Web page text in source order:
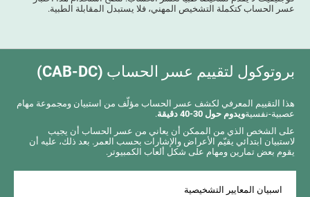
عسر الحساب كتكملة التشخيص المهني، فلا يستبدل المقابلة الطبية.
بروتوكول لتقييم عسر الحساب (CAB-DC)
هذا التقييم المعرفي لكشف عسر الحساب مؤلّف من استبيان ومجموعة مهام
عصبية-نفسيةويدوم حول 30-40 دقيقة
.
على الشخص الذي من الممكن أن يعاني من عسر الحساب أن يجيب
لاستبيان ابتدائي يقيّم الأعراض والإشارات بحسب العمر. بعد ذلك، عليه أن
يقوم بعض تمارين ومهام على شكل ألعاب الكمبيوتر.
اسبيان المعايير التشخيصية